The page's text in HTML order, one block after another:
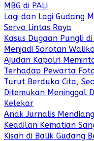
MBG di PALI
Lagi dan Lagi Gudang
Servo Lintas Raya
Kasus Dugaan Pungli
Menjadi Sorotan
Ajudan Kapolri
Terhadap Pewarta
Turut Berduka Cita,
Ditemukan Meninggal
Kelekar
Anak Jurnalis
Keadilan Kematian
Kisah di Balik Gudang